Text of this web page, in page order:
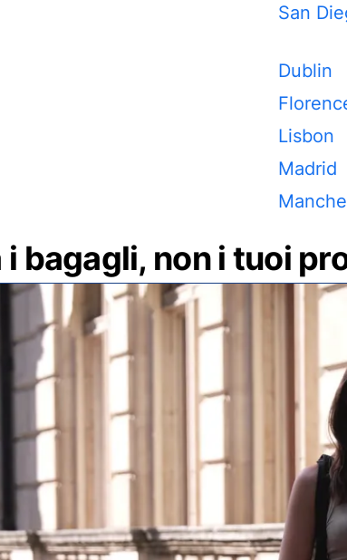
San
Dublin
Lisbon
Madrid
i bagagli, non i tuoi